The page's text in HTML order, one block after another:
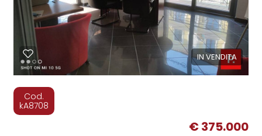
IN VENDITA
Cod.
kA8708
€ 375.000